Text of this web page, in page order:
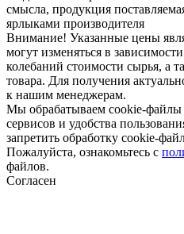
смысла, продукция
ярлыками производителя
Внимание! Указанные цены
могут изменяться в
колебаний стоимости сырья, а
товара. Для получения
к нашим менеджерам.
Мы обрабатываем cookie-файлы
сервисов и удобства
запретить обработку cookie-
Пожалуйста, ознакомьтесь с
файлов.
Согласен